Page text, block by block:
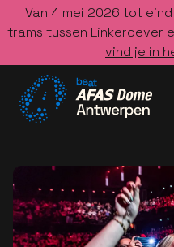
Van 4 mei 2026 tot
trams tussen Linkeroever
vind je in